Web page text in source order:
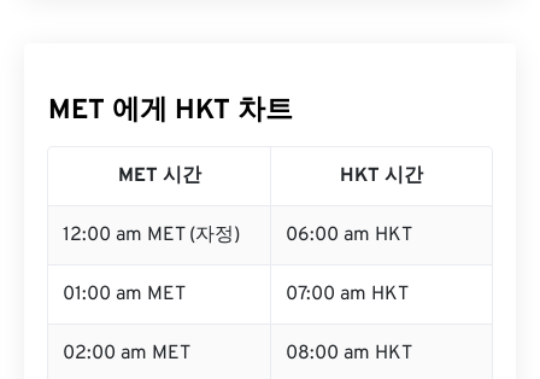
MET 에게 HKT 차트
MET 시간 HKT 시간
12:00 am MET (자정) 06:00 am HKT
01:00 am MET 07:00 am HKT
02:00 am MET 08:00 am HKT